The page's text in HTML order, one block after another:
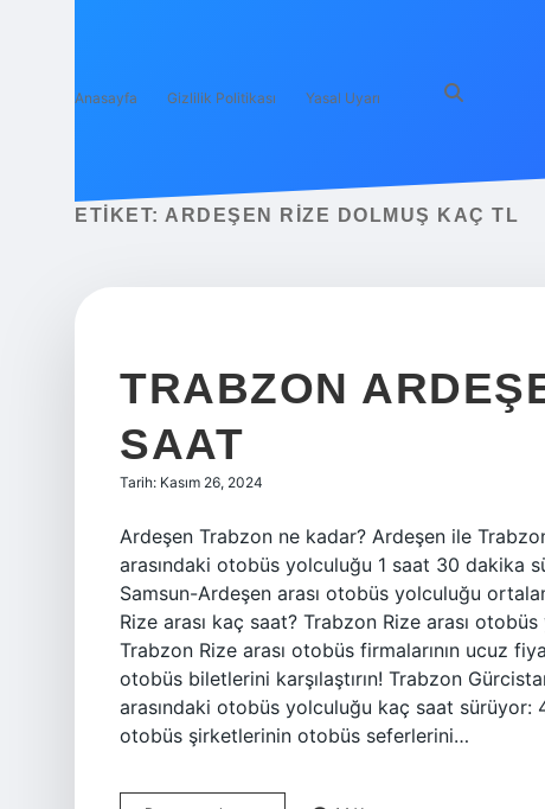
Anasayfa Gizlilik Politikası Yasal Uyarı
ETIKET: ARDEŞEN RIZE DOLMUŞ KAÇ TL
TRABZON
SAAT
Tarih: Kasım 26, 2024
Ardeşen Trabzon ne kadar? Ardeşen ile
arasındaki otobüs yolculuğu 1 saat 30 dakika
Samsun-Ardeşen arası otobüs yolculuğu
Rize arası kaç saat? Trabzon Rize arası
Trabzon Rize arası otobüs firmalarının ucuz
otobüs biletlerini karşılaştırın! Trabzon
arasındaki otobüs yolculuğu kaç saat sürüyor:
otobüs şirketlerinin otobüs seferlerini…